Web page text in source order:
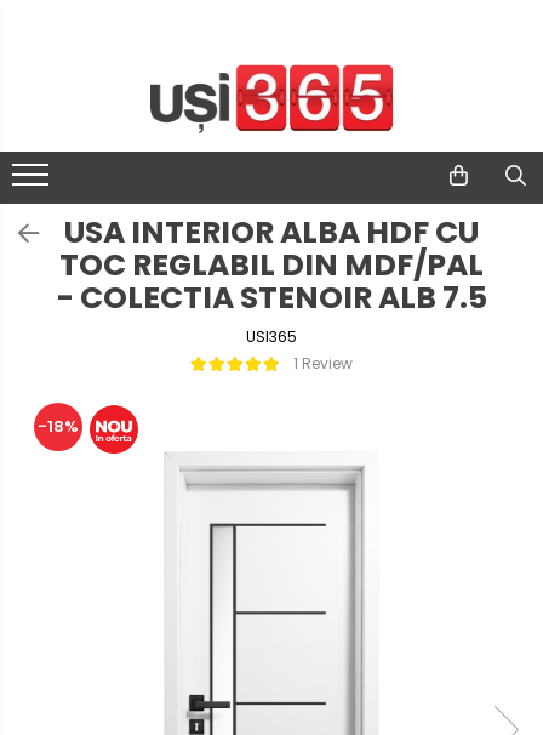
USA INTERIOR ALBA HDF CU
TOC REGLABIL DIN MDF/PAL
- COLECTIA STENOIR ALB 7.5
USI365
1 Review
-18%